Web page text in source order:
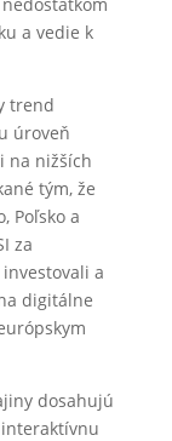
a vedie k
trend
úroveň
na nižších
tým, že
Poľsko a
za
a
digitálne
dosahujú